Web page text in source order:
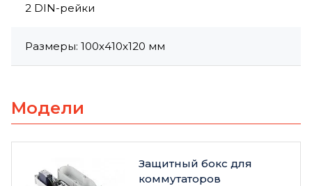
2 DIN-рейки
Размеры: 100x410x120 мм
Модели
Защитный бокс для
коммутаторов